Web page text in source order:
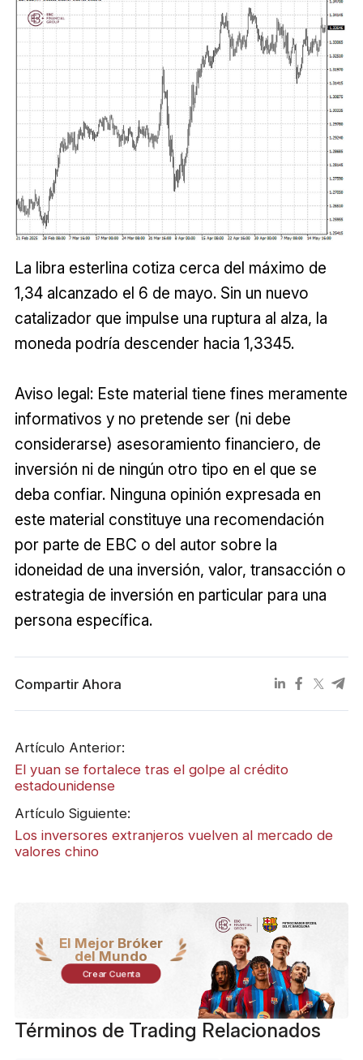
La libra esterlina cotiza cerca del máximo de
1,34 alcanzado el 6 de mayo. Sin un nuevo
catalizador que impulse una ruptura al alza, la
moneda podría descender hacia 1,3345.
Aviso legal: Este material tiene fines meramente
informativos y no pretende ser (ni debe
considerarse) asesoramiento financiero, de
inversión ni de ningún otro tipo en el que se
deba confiar. Ninguna opinión expresada en
este material constituye una recomendación
por parte de EBC o del autor sobre la
idoneidad de una inversión, valor, transacción o
estrategia de inversión en particular para una
persona específica.
Compartir Ahora
Artículo Anterior:
El yuan se fortalece tras el golpe al crédito
estadounidense
Artículo Siguiente:
Los inversores extranjeros vuelven al mercado de
valores chino
El Mejor Bróker
del Mundo
Crear Cuenta
Términos de Trading Relacionados